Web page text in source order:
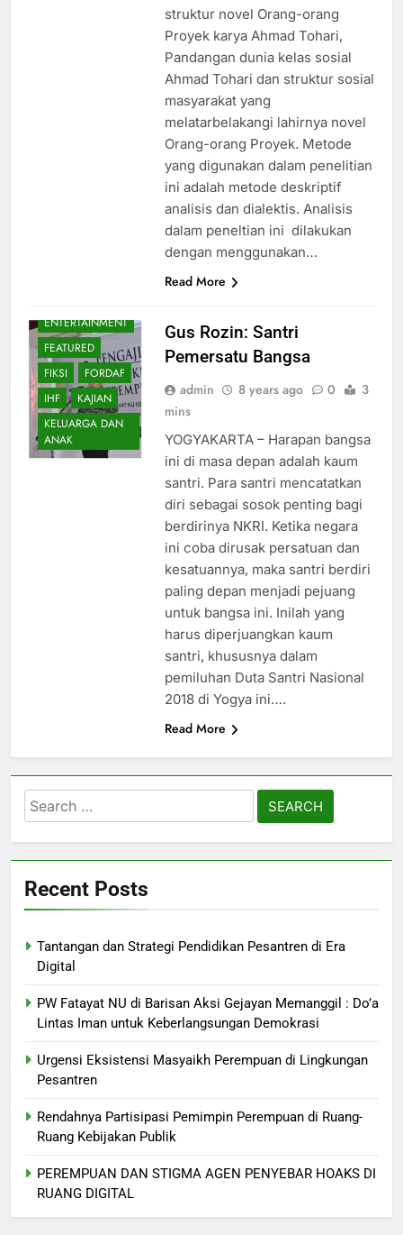
struktur novel Orang-orang
Proyek karya Ahmad Tohari,
Pandangan dunia kelas sosial
Ahmad Tohari dan struktur sosial
masyarakat yang
melatarbelakangi lahirnya novel
Orang-orang Proyek. Metode
yang digunakan dalam penelitian
ini adalah metode deskriptif
analisis dan dialektis. Analisis
dalam peneltian ini dilakukan
dengan menggunakan…
Read More
ENTERTAINMENT
FEATURED
FIKSI
FORDAF
IHF
KAJIAN
KELUARGA DAN
ANAK
Gus Rozin: Santri
Pemersatu Bangsa
admin 8 years ago 0
3
mins
YOGYAKARTA – Harapan bangsa
ini di masa depan adalah kaum
santri. Para santri mencatatkan
diri sebagai sosok penting bagi
berdirinya NKRI. Ketika negara
ini coba dirusak persatuan dan
kesatuannya, maka santri berdiri
paling depan menjadi pejuang
untuk bangsa ini. Inilah yang
harus diperjuangkan kaum
santri, khususnya dalam
pemiluhan Duta Santri Nasional
2018 di Yogya ini….
Read More
Search
for:
Recent Posts
Tantangan dan Strategi Pendidikan Pesantren di Era
Digital
PW Fatayat NU di Barisan Aksi Gejayan Memanggil : Do’a
Lintas Iman untuk Keberlangsungan Demokrasi
Urgensi Eksistensi Masyaikh Perempuan di Lingkungan
Pesantren
Rendahnya Partisipasi Pemimpin Perempuan di Ruang-
Ruang Kebijakan Publik
PEREMPUAN DAN STIGMA AGEN PENYEBAR HOAKS DI
RUANG DIGITAL